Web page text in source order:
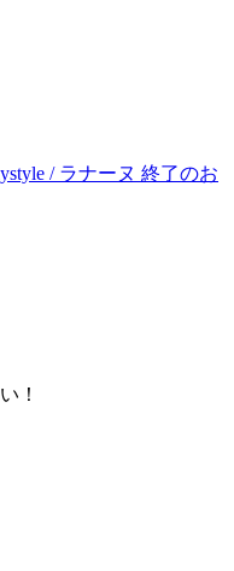
/ ラナーヌ 終了のお
！